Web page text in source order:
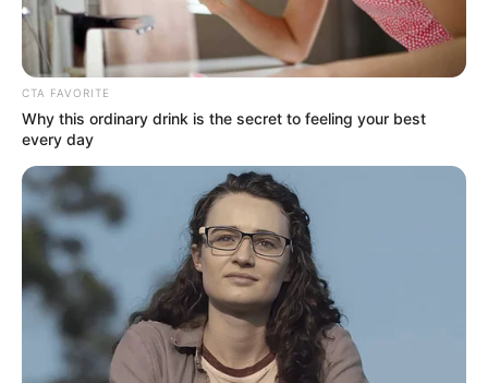
23 April1994 Bogor Jawa Barat Indonesia
Umur:
32 Tahun
Profesi:
Aktris,Model
Citra Kirana adalah seorang aktris dan model yang berasal dari
Bogor, Jawa Barat.
Ia dikenal lewat sinetronPutri yang Ditukar(2010-2011) dan
CTA FAVORITE
Why this ordinary drink is the secret to feeling your best
every day